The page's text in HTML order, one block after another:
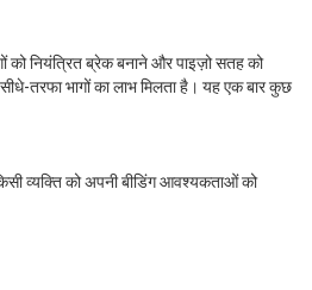
को नियंत्रित ब्रेक बनाने और पाइज़ो सतह को
तरफा भागों का लाभ मिलता है। यह एक बार कुछ
व्यक्ति को अपनी बीडिंग आवश्यकताओं को